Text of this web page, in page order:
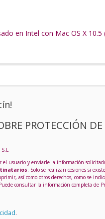
en Intel con Mac OS X
PROTECCIÓN DE
el usuario y enviarle la información
: Solo se realizan cesiones si
así como otros derechos, como se
consultar la información completa de
.